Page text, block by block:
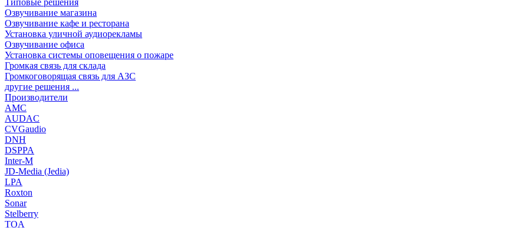
Типовые решения
Озвучивание магазина
Озвучивание кафе и ресторана
Установка уличной аудиорекламы
Озвучивание офиса
Установка системы оповещения о пожаре
Громкая связь для склада
Громкоговорящая связь для АЗС
другие решения ...
Производители
AMC
AUDAC
CVGaudio
DNH
DSPPA
Inter-M
JD-Media (Jedia)
LPA
Roxton
Sonar
Stelberry
TOA